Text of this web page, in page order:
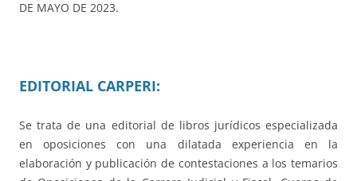
DE MAYO DE 2023.
EDITORIAL CARPERI:
Se trata de una editorial de libros jurídicos especializada
en oposiciones con una dilatada experiencia en la
elaboración y publicación de contestaciones a los temarios